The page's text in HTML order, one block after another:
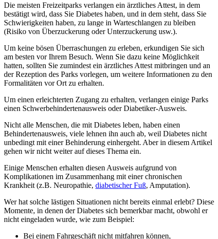
Die meisten Freizeitparks verlangen ein ärztliches Attest, in dem
bestätigt wird, dass Sie Diabetes haben, und in dem steht, dass Sie
Schwierigkeiten haben, zu lange in Warteschlangen zu bleiben
(Risiko von Überzuckerung oder Unterzuckerung usw.).
Um keine bösen Überraschungen zu erleben, erkundigen Sie sich
am besten vor Ihrem Besuch. Wenn Sie dazu keine Möglichkeit
hatten, sollten Sie zumindest ein ärztliches Attest mitbringen und an
der Rezeption des Parks vorlegen, um weitere Informationen zu den
Formalitäten vor Ort zu erhalten.
Um einen erleichterten Zugang zu erhalten, verlangen einige Parks
einen Schwerbehindertenausweis oder Diabetiker-Ausweis.
Nicht alle Menschen, die mit Diabetes leben, haben einen
Behindertenausweis, viele lehnen ihn auch ab, weil Diabetes nicht
unbedingt mit einer Behinderung einhergeht. Aber in diesem Artikel
gehen wir nicht weiter auf dieses Thema ein.
Einige Menschen erhalten diesen Ausweis aufgrund von
Komplikationen im Zusammenhang mit einer chronischen
Krankheit (z.B. Neuropathie, diabetischer Fuß, Amputation).
Wer hat solche lästigen Situationen nicht bereits einmal erlebt? Diese
Momente, in denen der Diabetes sich bemerkbar macht, obwohl er
nicht eingeladen wurde, wie zum Beispiel:
Bei einem Fahrgeschäft nicht mitfahren können,